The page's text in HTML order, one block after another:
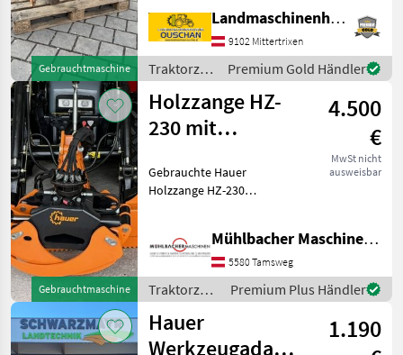
Gebrauchtmaschine
Schmale Aufnahme, wir
sind gerne für sie erreichbar
oder Besuchen sie uns vor
Ort Trak
Landmaschinenhandel Ouschan Anton
9102 Mittertrixen
Traktorzubehör
/ Hauer
Premium Gold Händler
Gebrauchtmaschine
Holzzange HZ-
230 mit
PRIVATVERKAUF
4.500
€
MwSt nicht
ausweisbar
Gebrauchte Hauer
Holzzange HZ-230
0.6.7.6.7.7.0.9.3.9.0 -
neuwertiger Zustand -
Haueraufnahme B - Gewich
Mühlbacher Maschinen GmbH
5580 Tamsweg
Traktorzubehör
/ Hauer
Premium Plus Händler
Hauer
Werkzeugadapter
1.190